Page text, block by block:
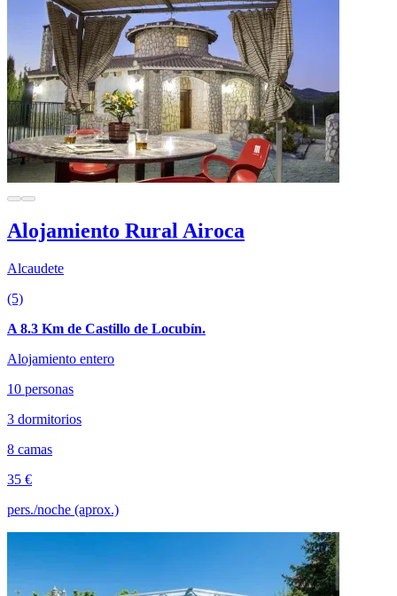
Alojamiento Rural Airoca
Alcaudete
(5)
A 8.3 Km de Castillo de Locubín.
Alojamiento entero
10 personas
3 dormitorios
8 camas
35 €
pers./noche (aprox.)